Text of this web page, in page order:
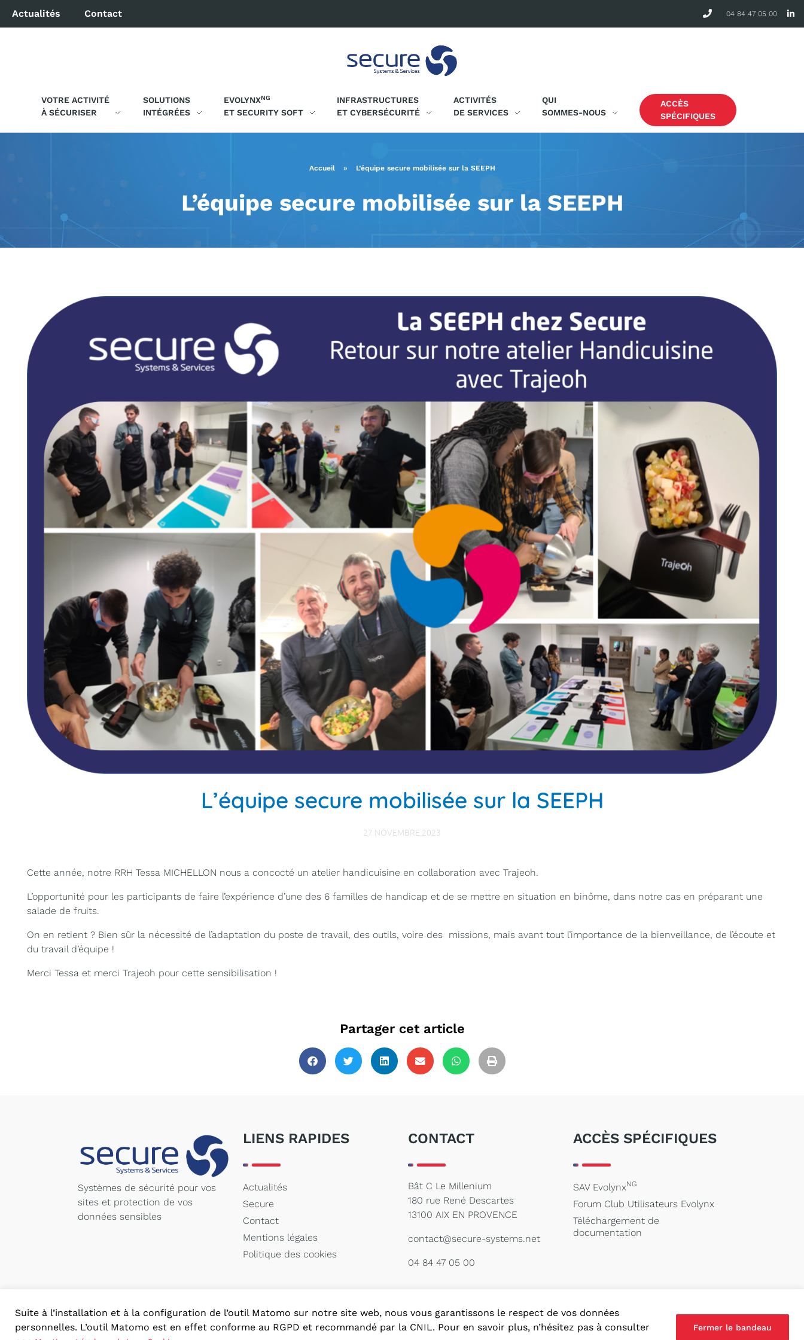
Suite à l’installation et à la configuration de l’outil Matomo sur notre site web, nous vous garantissons le respect de vos données
personnelles. L’outil Matomo est en effet conforme au RGPD et recommandé par la CNIL. Pour en savoir plus, n’hésitez pas à consulter
Fermer le bandeau
Actualités Contact 04 84 47 05 00
VOTRE ACTIVITÉ
À SÉCURISER
SOLUTIONS
INTÉGRÉES
EVOLYNXNG
ET SECURITY SOFT
INFRASTRUCTURES
ET CYBERSÉCURITÉ
ACTIVITÉS
DE SERVICES
QUI
SOMMES-NOUS
ACCÈS
SPÉCIFIQUES
Accueil » L’équipe secure mobilisée sur la SEEPH
L’équipe secure mobilisée sur la SEEPH
L’équipe secure mobilisée sur la SEEPH
27 NOVEMBRE 2023
Cette année, notre RRH Tessa MICHELLON nous a concocté un atelier handicuisine en collaboration avec Trajeoh.
L’opportunité pour les participants de faire l’expérience d’une des 6 familles de handicap et de se mettre en situation en binôme, dans notre cas en préparant une
salade de fruits.
On en retient ? Bien sûr la nécessité de l’adaptation du poste de travail, des outils, voire des missions, mais avant tout l’importance de la bienveillance, de l’écoute et
du travail d’équipe !
Merci Tessa et merci Trajeoh pour cette sensibilisation !
Partager cet article
Systèmes de sécurité pour vos
sites et protection de vos
données sensibles
LIENS RAPIDES
Actualités
Secure
Contact
Mentions légales
Politique des cookies
CONTACT
Bât C Le Millenium
180 rue René Descartes
13100 AIX EN PROVENCE
contact@secure-systems.net
04 84 47 05 00
ACCÈS SPÉCIFIQUES
SAV EvolynxNG
Forum Club Utilisateurs Evolynx
Téléchargement de
documentation